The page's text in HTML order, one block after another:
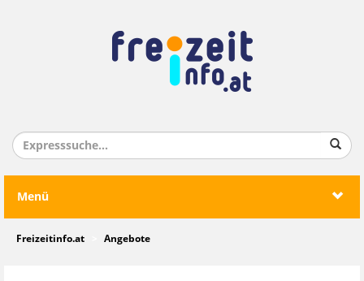
Menü
Freizeitinfo.at Angebote